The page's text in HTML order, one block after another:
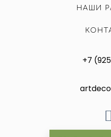
НАШИ
+7